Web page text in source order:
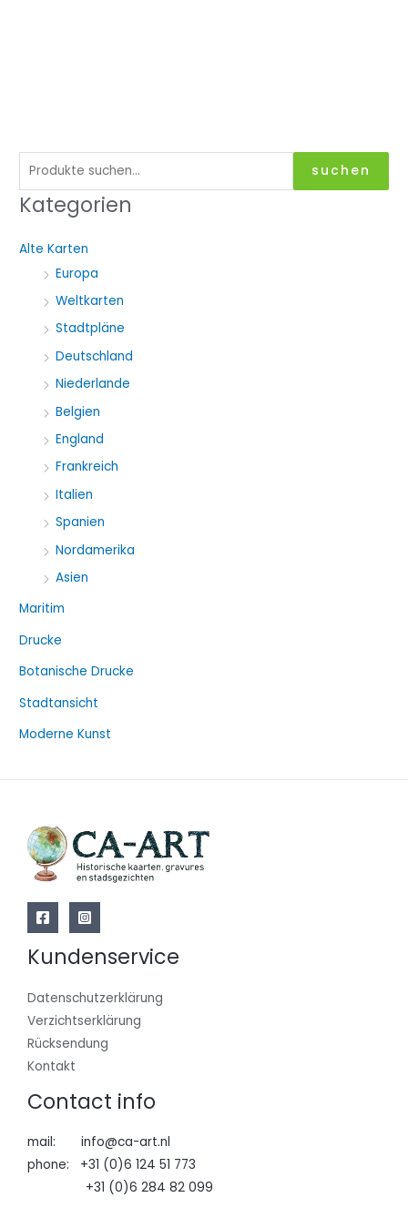
u
c
suchen
Kategorien
Alte Karten
Europa
Weltkarten
Stadtpläne
Deutschland
Niederlande
Belgien
England
Frankreich
Italien
Spanien
Nordamerika
Asien
Maritim
Drucke
Botanische Drucke
Stadtansicht
Moderne Kunst
Kundenservice
Datenschutzerklärung
Verzichtserklärung
Rücksendung
Kontakt
Contact info
mail: info@ca-art.nl
phone: +31 (0)6 124 51 773
+31 (0)6 284 82 099